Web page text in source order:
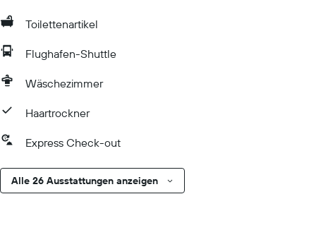
Toilettenartikel
Flughafen-Shuttle
Wäschezimmer
Haartrockner
Express Check-out
Alle 26 Ausstattungen anzeigen